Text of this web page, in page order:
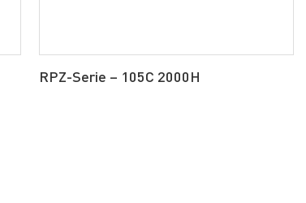
RPZ-Serie – 105C 2000H